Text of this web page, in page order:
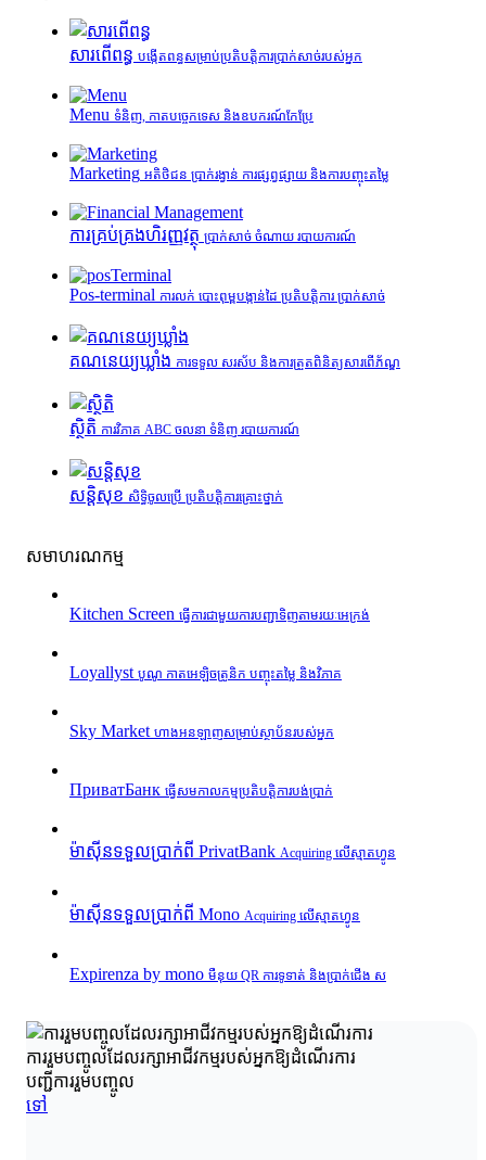
សារពើពន្ធ បង្កើតពន្ធសម្រាប់ប្រតិបត្តិការប្រាក់សាច់របស់អ្នក
Menu ទំនិញ, កាតបច្ចេកទេស និងឧបករណ៍កែប្រែ
Marketing អតិថិជន ប្រាក់រង្វាន់ ការផ្សព្វផ្សាយ និងការបញ្ចុះតម្លៃ
ការគ្រប់គ្រង​ហិរញ្ញវត្ថុ ប្រាក់សាច់ ចំណាយ របាយការណ៍
Pos-terminal ការលក់ បោះពុម្ពបង្កាន់ដៃ ប្រតិបត្តិការ ប្រាក់សាច់
គណនេយ្យឃ្លាំង ការទទួល សរស័ប និងការត្រួតពិនិត្យសារពើភ័ណ្ឌ
ស្ថិតិ ការវិភាគ ABC ចលនា ទំនិញ របាយការណ៍
សន្តិសុខ សិទ្ធិចូលប្រើ ប្រតិបត្តិការគ្រោះថ្នាក់
សមាហរណកម្ម
Kitchen Screen ធ្វើការជាមួយការបញ្ជាទិញតាមរយៈអេក្រង់
Loyallyst បូណូ កាតអេឡិចត្រូនិក បញ្ចុះតម្លៃ និងវិភាគ
Sky Market ហាងអនឡាញសម្រាប់ស្ថាប័នរបស់អ្នក
ПриватБанк ធ្វើសមកាលកម្មប្រតិបត្តិការបង់ប្រាក់
ម៉ាស៊ីនទទួលប្រាក់ពី PrivatBank Acquiring លើស្មាតហ្វូន
ម៉ាស៊ីនទទួលប្រាក់ពី Mono Acquiring លើស្មាតហ្វូន
Expirenza by mono មឺនុយ QR ការទូទាត់ និងប្រាក់ជើង ស
ការរួមបញ្ចូលដែលរក្សាអាជីវកម្មរបស់អ្នកឱ្យដំណើរការ
បញ្ជីការរួមបញ្ចូល
ទៅ